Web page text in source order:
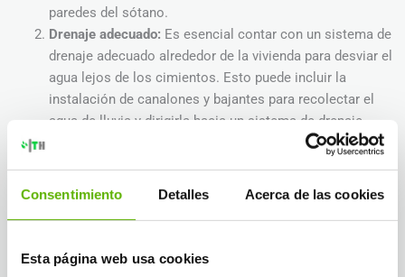
Consentimiento Detalles Acerca de las cookies
Esta página web usa cookies
paredes del sótano.
Drenaje adecuado: Es esencial contar con un sistema de
drenaje adecuado alrededor de la vivienda para desviar el
agua lejos de los cimientos. Esto puede incluir la
instalación de canalones y bajantes para recolectar el
agua de lluvia y dirigirla hacia un sistema de drenaje
fisuras en las paredes del sótano, es importante
profesional para realizar las reparaciones necesarias.